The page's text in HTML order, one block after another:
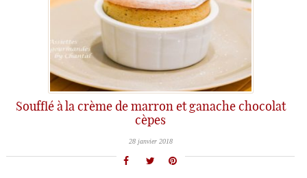
Soufflé à la crème de marron et ganache chocolat
cèpes
28 janvier 2018